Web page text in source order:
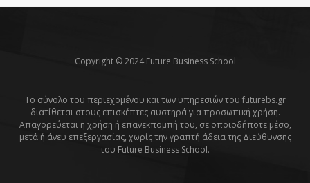
Copyright © 2024 Future Business School
Το σύνολο του περιεχομένου και των υπηρεσιών του futurebs.gr
διατίθεται στους επισκέπτες αυστηρά για προσωπική χρήση.
Απαγορεύεται η χρήση ή επανεκπομπή του, σε οποιοδήποτε μέσο,
μετά ή άνευ επεξεργασίας, χωρίς την γραπτή άδεια της Διεύθυνσης
του Future Business School.